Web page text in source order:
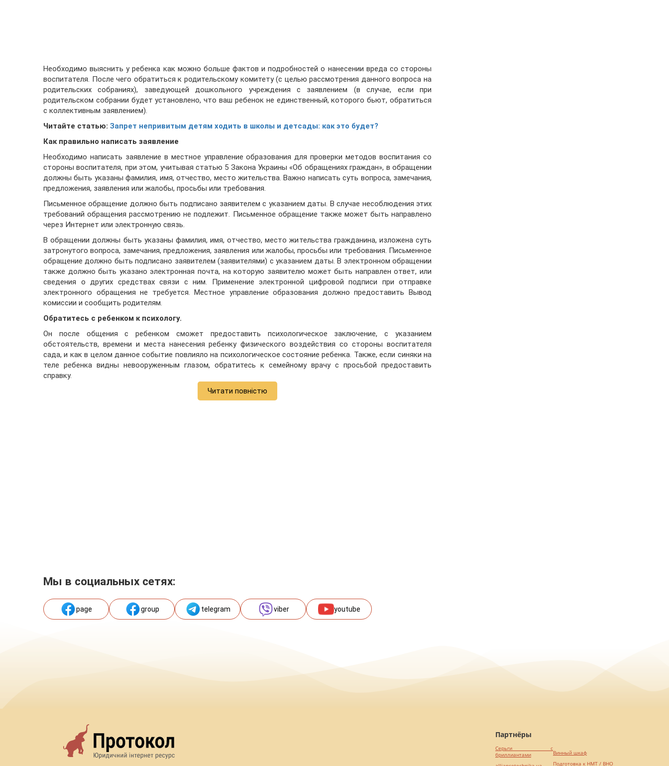
Необходимо выяснить у ребенка как можно больше фактов и подробностей о нанесении вреда со стороны
воспитателя. После чего обратиться к родительскому комитету (с целью рассмотрения данного вопроса на
родительских собраниях), заведующей дошкольного учреждения с заявлением (в случае, если при
родительском собрании будет установлено, что ваш ребенок не единственный, которого бьют, обратиться
с коллективным заявлением).
Читайте статью: Запрет непривитым детям ходить в школы и детсады: как это будет?
Как правильно написать заявление
Необходимо написать заявление в местное управление образования для проверки методов воспитания со
стороны воспитателя, при этом, учитывая статью 5 Закона Украины «Об обращениях граждан», в обращении
должны быть указаны фамилия, имя, отчество, место жительства. Важно написать суть вопроса, замечания,
предложения, заявления или жалобы, просьбы или требования.
Письменное обращение должно быть подписано заявителем с указанием даты. В случае несоблюдения этих
требований обращения рассмотрению не подлежит. Письменное обращение также может быть направлено
через Интернет или электронную связь.
В обращении должны быть указаны фамилия, имя, отчество, место жительства гражданина, изложена суть
затронутого вопроса, замечания, предложения, заявления или жалобы, просьбы или требования. Письменное
обращение должно быть подписано заявителем (заявителями) с указанием даты. В электронном обращении
также должно быть указано электронная почта, на которую заявителю может быть направлен ответ, или
сведения о других средствах связи с ним. Применение электронной цифровой подписи при отправке
электронного обращения не требуется. Местное управление образования должно предоставить Вывод
комиссии и сообщить родителям.
Обратитесь с ребенком к психологу.
Он после общения с ребенком сможет предоставить психологическое заключение, с указанием
обстоятельств, времени и места нанесения ребенку физического воздействия со стороны воспитателя
сада, и как в целом данное событие повлияло на психологическое состояние ребенка. Также, если синяки на
теле ребенка видны невооруженным глазом, обратитесь к семейному врачу с просьбой предоставить
справку.
Читати повністю
Мы в социальных сетях:
page group telegram viber youtube
Партнёры
Серьги с
бриллиантами
Винный шкаф
Подготовка к НМТ / ВНО